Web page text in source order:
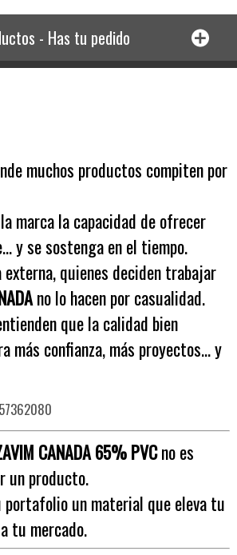
- Has tu pedido
muchos productos compiten por
marca la capacidad de ofrecer
y se sostenga en el tiempo.
externa, quienes deciden trabajar
no lo hacen por casualidad.
que la calidad bien
más confianza, más proyectos… y
CANADA 65% PVCno es
un producto.
portafolio un material que eleva tu
tu mercado.